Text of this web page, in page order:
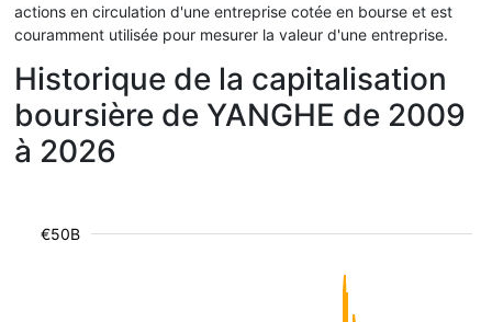
actions en circulation d'une entreprise cotée en bourse et est
couramment utilisée pour mesurer la valeur d'une entreprise.
Historique de la capitalisation
boursière de YANGHE de 2009
à 2026
€50B